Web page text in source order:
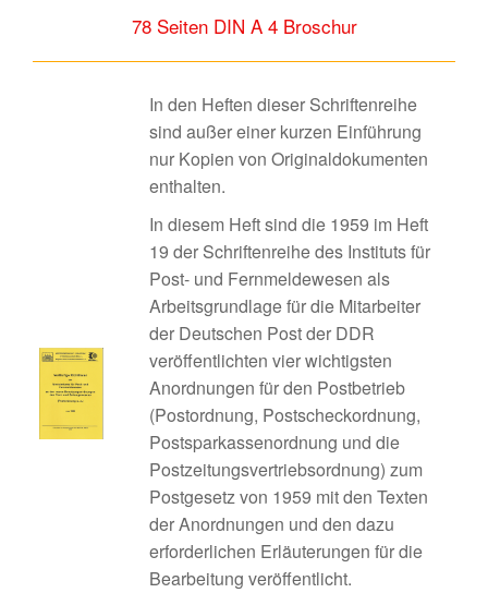
78 Seiten DIN A 4 Broschur
In den Heften dieser Schriftenreihe
sind außer einer kurzen Einführung
nur Kopien von Originaldokumenten
enthalten.
In diesem Heft sind die 1959 im Heft
19 der Schriftenreihe des Instituts für
Post- und Fernmeldewesen als
Arbeitsgrundlage für die Mitarbeiter
der Deutschen Post der DDR
veröffentlichten vier wichtigsten
Anordnungen für den Postbetrieb
(Postordnung, Postscheckordnung,
Postsparkassenordnung und die
Postzeitungsvertriebsordnung) zum
Postgesetz von 1959 mit den Texten
der Anordnungen und den dazu
erforderlichen Erläuterungen für die
Bearbeitung veröffentlicht.